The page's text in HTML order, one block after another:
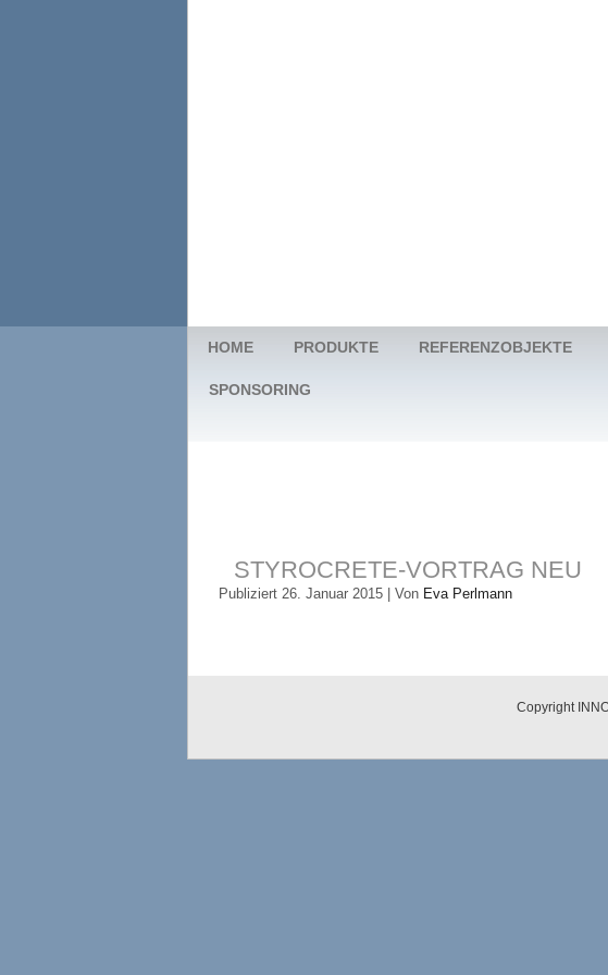
HOME PRODUKTE REFERENZOBJEKTE
SPONSORING
STYROCRETE-VORTRAG NEU
Publiziert 26. Januar 2015 Von Eva Perlmann
Copyright